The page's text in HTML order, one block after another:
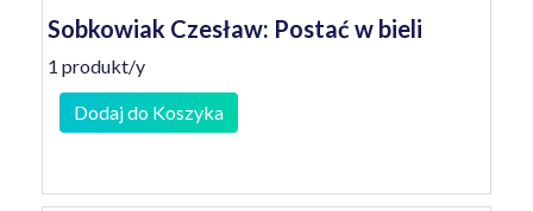
Sobkowiak Czesław: Postać w bieli
1 produkt/y
Dodaj do Koszyka